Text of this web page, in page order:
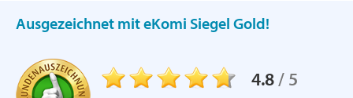
Ausgezeichnet mit eKomi Siegel Gold!
4.8/ 5